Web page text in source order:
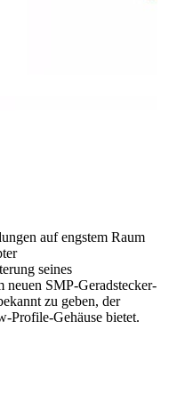
auf engstem Raum
seines
SMP-Geradstecker-
zu geben, der
Profile-Gehäuse bietet.